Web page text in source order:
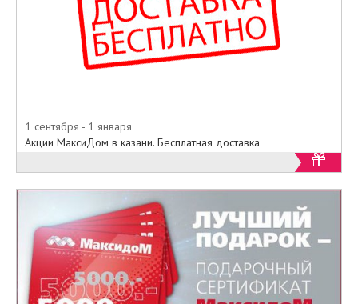
1 сентября - 1 января
Акции МаксиДом в казани. Бесплатная доставка